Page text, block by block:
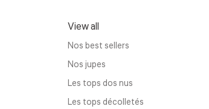
View all
Nos best sellers
Nos jupes
Les tops dos nus
Les tops décolletés